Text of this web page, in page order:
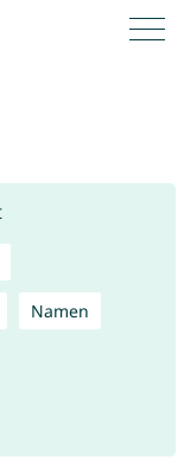
Namen